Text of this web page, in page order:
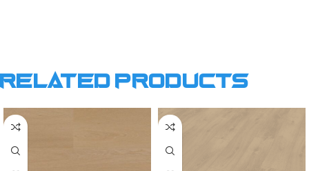
Related products